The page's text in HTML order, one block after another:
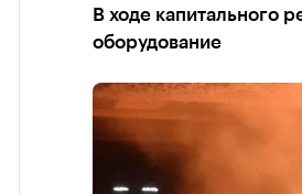
В ходе капитального
оборудование